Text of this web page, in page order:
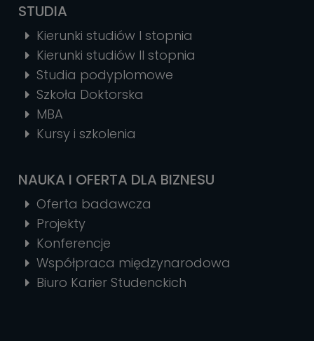
STUDIA
Kierunki studiów I stopnia
Kierunki studiów II stopnia
Studia podyplomowe
Szkoła Doktorska
MBA
Kursy i szkolenia
NAUKA I OFERTA DLA BIZNESU
Oferta badawcza
Projekty
Konferencje
Współpraca międzynarodowa
Biuro Karier Studenckich